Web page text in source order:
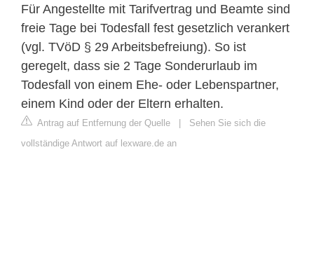
Für Angestellte mit Tarifvertrag und Beamte sind
freie Tage bei Todesfall fest gesetzlich verankert
(vgl. TVöD § 29 Arbeitsbefreiung). So ist
geregelt, dass sie 2 Tage Sonderurlaub im
Todesfall von einem Ehe- oder Lebenspartner,
einem Kind oder der Eltern erhalten.
Antrag auf Entfernung der Quelle
Sehen Sie sich die
vollständige Antwort auf lexware.de an